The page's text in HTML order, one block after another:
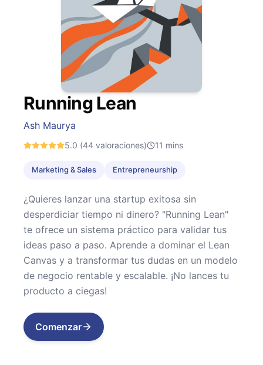
Running Lean
Ash Maurya
5.0 (44 valoraciones) 11 mins
Marketing & Sales Entrepreneurship
¿Quieres lanzar una startup exitosa sin
desperdiciar tiempo ni dinero? "Running Lean"
te ofrece un sistema práctico para validar tus
ideas paso a paso. Aprende a dominar el Lean
Canvas y a transformar tus dudas en un modelo
de negocio rentable y escalable. ¡No lances tu
producto a ciegas!
Comenzar